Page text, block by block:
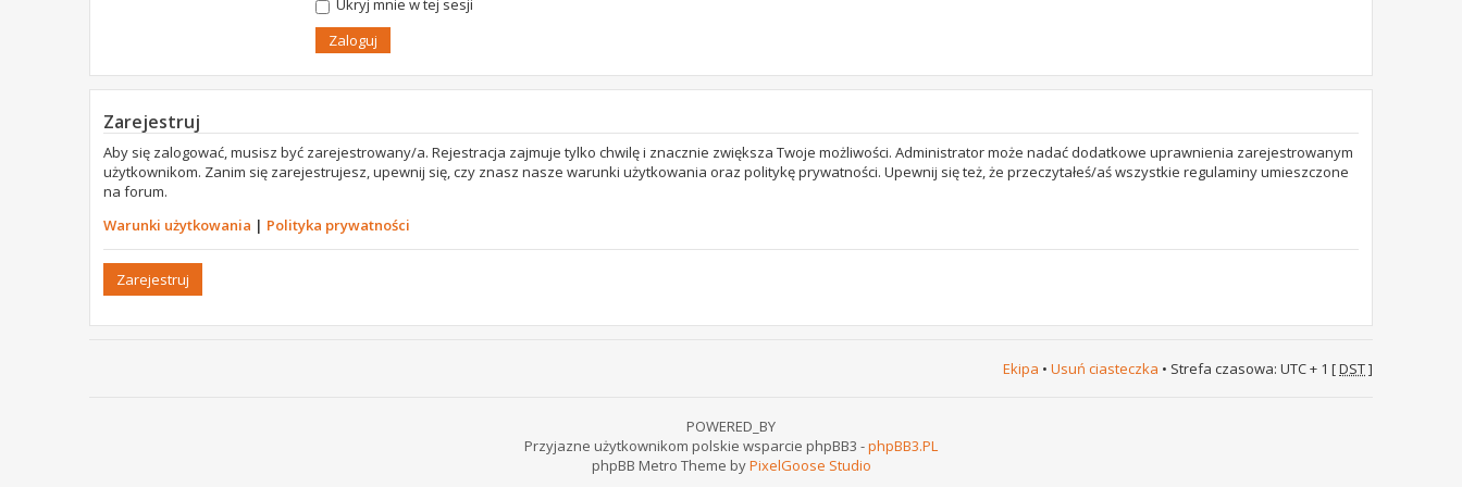
Ukryj mnie w tej sesji
Zarejestruj
Aby się zalogować, musisz być zarejestrowany/a. Rejestracja zajmuje tylko chwilę i znacznie zwiększa Twoje możliwości. Administrator może nadać dodatkowe uprawnienia zarejestrowanym
użytkownikom. Zanim się zarejestrujesz, upewnij się, czy znasz nasze warunki użytkowania oraz politykę prywatności. Upewnij się też, że przeczytałeś/aś wszystkie regulaminy umieszczone
na forum.
Warunki użytkowania | Polityka prywatności
Zarejestruj
Ekipa • Usuń ciasteczka • Strefa czasowa: UTC + 1 [DST]
POWERED_BY
Przyjazne użytkownikom polskie wsparcie phpBB3 -phpBB3.PL
phpBB Metro Theme byPixelGoose Studio